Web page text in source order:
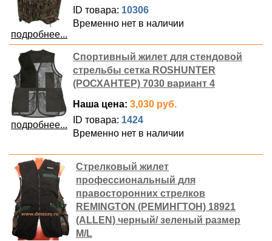
подробнее...
ID товара: 10306
Временно нет в наличии
подробнее...
Спортивный жилет для стендовой
стрельбы сетка ROSHUNTER
(РОСХАНТЕР) 7030 вариант 4
Наша цена: 3,030 руб.
ID товара: 1424
Временно нет в наличии
Стрелковый жилет
профессиональный для
правосторонних стрелков
REMINGTON (РЕМИНГТОН) 18921
(ALLEN) черный/ зеленый размер
M/L